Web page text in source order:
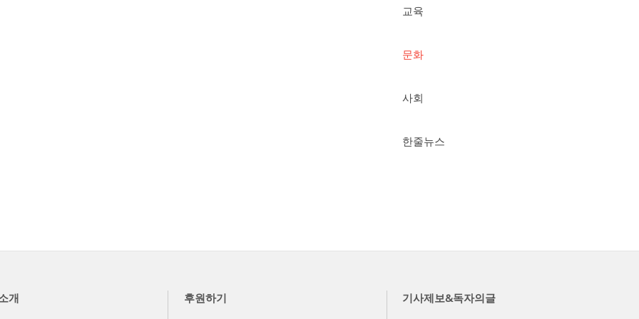
교육
문화
사회
한줄뉴스
개 후원하기 기사제보&독자의글